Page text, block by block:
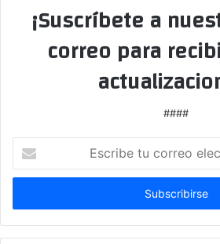
¡Suscríbete a
correo para
####
correo